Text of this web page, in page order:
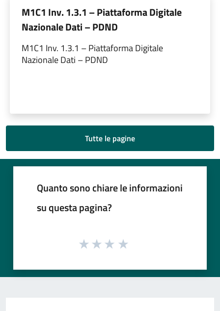
M1C1 Inv. 1.3.1 – Piattaforma Digitale
Nazionale Dati – PDND
M1C1 Inv. 1.3.1 – Piattaforma Digitale
Nazionale Dati – PDND
Tutte le pagine
Quanto sono chiare le informazioni
su questa pagina?